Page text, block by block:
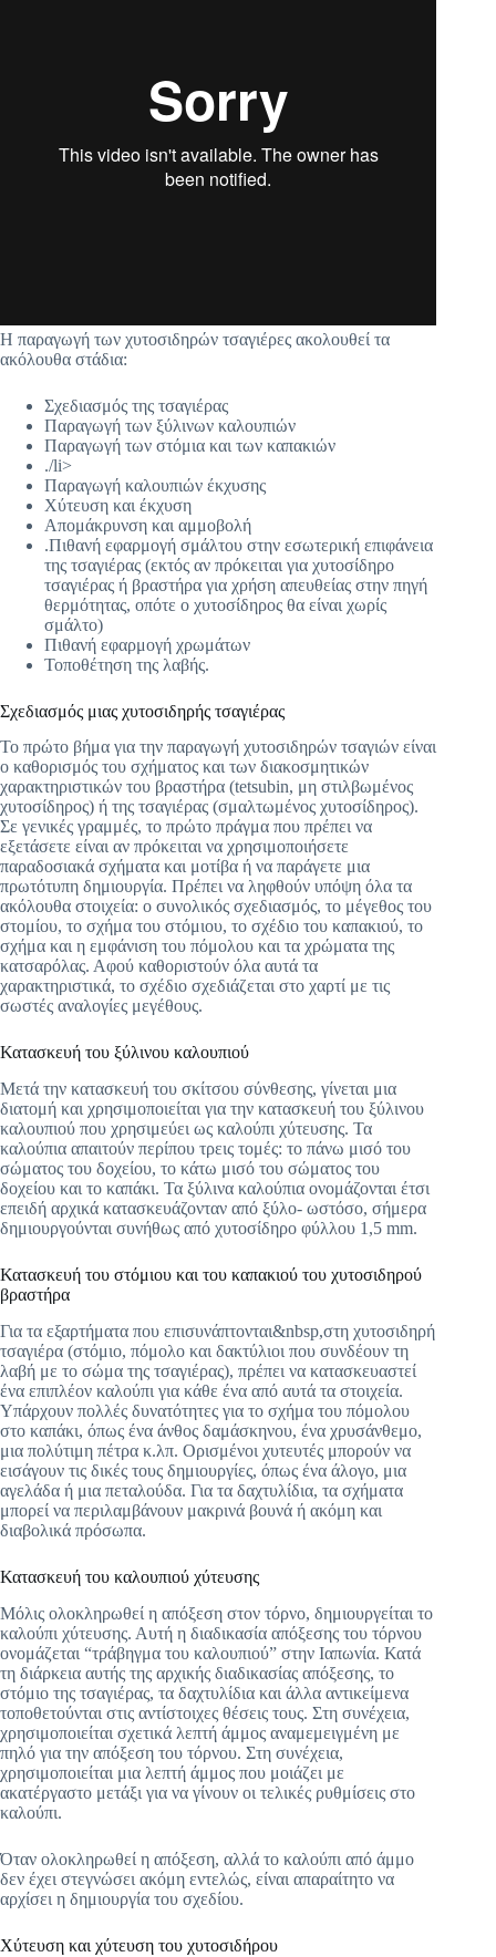
Η παραγωγή των χυτοσιδηρών τσαγιέρες ακολουθεί τα
ακόλουθα στάδια:
Σχεδιασμός της τσαγιέρας
Παραγωγή των ξύλινων καλουπιών
Παραγωγή των στόμια και των καπακιών
./li>
Παραγωγή καλουπιών έκχυσης
Χύτευση και έκχυση
Απομάκρυνση και αμμοβολή
.Πιθανή εφαρμογή σμάλτου στην εσωτερική επιφάνεια
της τσαγιέρας (εκτός αν πρόκειται για χυτοσίδηρο
τσαγιέρας ή βραστήρα για χρήση απευθείας στην πηγή
θερμότητας, οπότε ο χυτοσίδηρος θα είναι χωρίς
σμάλτο)
Πιθανή εφαρμογή χρωμάτων
Τοποθέτηση της λαβής.
Σχεδιασμός μιας χυτοσιδηρής τσαγιέρας
Το πρώτο βήμα για την παραγωγή χυτοσιδηρών τσαγιών είναι
ο καθορισμός του σχήματος και των διακοσμητικών
χαρακτηριστικών του βραστήρα (tetsubin, μη στιλβωμένος
χυτοσίδηρος) ή της τσαγιέρας (σμαλτωμένος χυτοσίδηρος).
Σε γενικές γραμμές, το πρώτο πράγμα που πρέπει να
εξετάσετε είναι αν πρόκειται να χρησιμοποιήσετε
παραδοσιακά σχήματα και μοτίβα ή να παράγετε μια
πρωτότυπη δημιουργία. Πρέπει να ληφθούν υπόψη όλα τα
ακόλουθα στοιχεία: ο συνολικός σχεδιασμός, το μέγεθος του
στομίου, το σχήμα του στόμιου, το σχέδιο του καπακιού, το
σχήμα και η εμφάνιση του πόμολου και τα χρώματα της
κατσαρόλας. Αφού καθοριστούν όλα αυτά τα
χαρακτηριστικά, το σχέδιο σχεδιάζεται στο χαρτί με τις
σωστές αναλογίες μεγέθους.
Κατασκευή του ξύλινου καλουπιού
Μετά την κατασκευή του σκίτσου σύνθεσης, γίνεται μια
διατομή και χρησιμοποιείται για την κατασκευή του ξύλινου
καλουπιού που χρησιμεύει ως καλούπι χύτευσης. Τα
καλούπια απαιτούν περίπου τρεις τομές: το πάνω μισό του
σώματος του δοχείου, το κάτω μισό του σώματος του
δοχείου και το καπάκι. Τα ξύλινα καλούπια ονομάζονται έτσι
επειδή αρχικά κατασκευάζονταν από ξύλο- ωστόσο, σήμερα
δημιουργούνται συνήθως από χυτοσίδηρο φύλλου 1,5 mm.
Κατασκευή του στόμιου και του καπακιού του χυτοσιδηρού
βραστήρα
Για τα εξαρτήματα που επισυνάπτονται&nbsp,στη χυτοσιδηρή
τσαγιέρα (στόμιο, πόμολο και δακτύλιοι που συνδέουν τη
λαβή με το σώμα της τσαγιέρας), πρέπει να κατασκευαστεί
ένα επιπλέον καλούπι για κάθε ένα από αυτά τα στοιχεία.
Υπάρχουν πολλές δυνατότητες για το σχήμα του πόμολου
στο καπάκι, όπως ένα άνθος δαμάσκηνου, ένα χρυσάνθεμο,
μια πολύτιμη πέτρα κ.λπ. Ορισμένοι χυτευτές μπορούν να
εισάγουν τις δικές τους δημιουργίες, όπως ένα άλογο, μια
αγελάδα ή μια πεταλούδα. Για τα δαχτυλίδια, τα σχήματα
μπορεί να περιλαμβάνουν μακρινά βουνά ή ακόμη και
διαβολικά πρόσωπα.
Κατασκευή του καλουπιού χύτευσης
Μόλις ολοκληρωθεί η απόξεση στον τόρνο, δημιουργείται το
καλούπι χύτευσης. Αυτή η διαδικασία απόξεσης του τόρνου
ονομάζεται “τράβηγμα του καλουπιού” στην Ιαπωνία. Κατά
τη διάρκεια αυτής της αρχικής διαδικασίας απόξεσης, το
στόμιο της τσαγιέρας, τα δαχτυλίδια και άλλα αντικείμενα
τοποθετούνται στις αντίστοιχες θέσεις τους. Στη συνέχεια,
χρησιμοποιείται σχετικά λεπτή άμμος αναμεμειγμένη με
πηλό για την απόξεση του τόρνου. Στη συνέχεια,
χρησιμοποιείται μια λεπτή άμμος που μοιάζει με
ακατέργαστο μετάξι για να γίνουν οι τελικές ρυθμίσεις στο
καλούπι.
Όταν ολοκληρωθεί η απόξεση, αλλά το καλούπι από άμμο
δεν έχει στεγνώσει ακόμη εντελώς, είναι απαραίτητο να
αρχίσει η δημιουργία του σχεδίου.
Χύτευση και χύτευση του χυτοσιδήρου